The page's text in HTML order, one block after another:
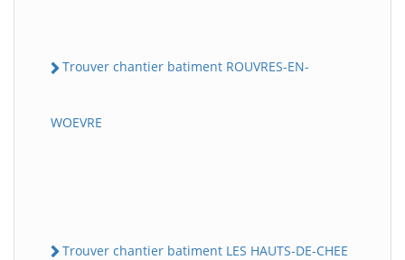
Trouver chantier batiment ROUVRES-EN-
WOEVRE
Trouver chantier batiment LES HAUTS-DE-CHEE